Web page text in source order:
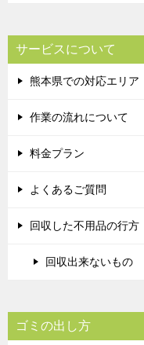
サービスについて
熊本県での対応エリア
作業の流れについて
料金プラン
よくあるご質問
回収した不用品の行方
回収出来ないもの
ゴミの出し方